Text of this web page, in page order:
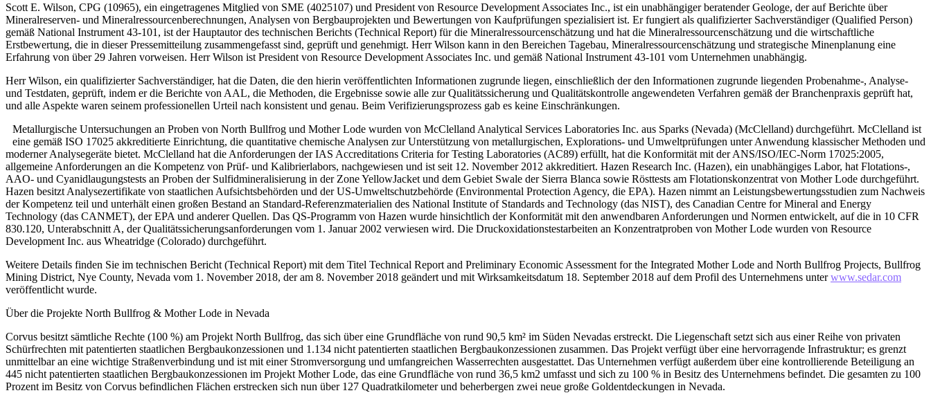
Scott E. Wilson, CPG (10965), ein eingetragenes Mitglied von SME (4025107) und President von Resource Development Associates Inc., ist ein unabhängiger beratender Geologe, der auf Berichte über
Mineralreserven- und Mineralressourcenberechnungen, Analysen von Bergbauprojekten und Bewertungen von Kaufprüfungen spezialisiert ist. Er fungiert als qualifizierter Sachverständiger (Qualified Person)
gemäß National Instrument 43-101, ist der Hauptautor des technischen Berichts (Technical Report) für die Mineralressourcenschätzung und hat die Mineralressourcenschätzung und die wirtschaftliche
Erstbewertung, die in dieser Pressemitteilung zusammengefasst sind, geprüft und genehmigt. Herr Wilson kann in den Bereichen Tagebau, Mineralressourcenschätzung und strategische Minenplanung eine
Erfahrung von über 29 Jahren vorweisen. Herr Wilson ist President von Resource Development Associates Inc. und gemäß National Instrument 43-101 vom Unternehmen unabhängig.
Herr Wilson, ein qualifizierter Sachverständiger, hat die Daten, die den hierin veröffentlichten Informationen zugrunde liegen, einschließlich der den Informationen zugrunde liegenden Probenahme-, Analyse-
und Testdaten, geprüft, indem er die Berichte von AAL, die Methoden, die Ergebnisse sowie alle zur Qualitätssicherung und Qualitätskontrolle angewendeten Verfahren gemäß der Branchenpraxis geprüft hat,
und alle Aspekte waren seinem professionellen Urteil nach konsistent und genau. Beim Verifizierungsprozess gab es keine Einschränkungen.
Metallurgische Untersuchungen an Proben von North Bullfrog und Mother Lode wurden von McClelland Analytical Services Laboratories Inc. aus Sparks (Nevada) (McClelland) durchgeführt. McClelland ist
eine gemäß ISO 17025 akkreditierte Einrichtung, die quantitative chemische Analysen zur Unterstützung von metallurgischen, Explorations- und Umweltprüfungen unter Anwendung klassischer Methoden und
moderner Analysegeräte bietet. McClelland hat die Anforderungen der IAS Accreditations Criteria for Testing Laboratories (AC89) erfüllt, hat die Konformität mit der ANS/ISO/IEC-Norm 17025:2005,
allgemeine Anforderungen an die Kompetenz von Prüf- und Kalibrierlabors, nachgewiesen und ist seit 12. November 2012 akkreditiert. Hazen Research Inc. (Hazen), ein unabhängiges Labor, hat Flotations-,
AAO- und Cyanidlaugungstests an Proben der Sulfidmineralisierung in der Zone YellowJacket und dem Gebiet Swale der Sierra Blanca sowie Rösttests am Flotationskonzentrat von Mother Lode durchgeführt.
Hazen besitzt Analysezertifikate von staatlichen Aufsichtsbehörden und der US-Umweltschutzbehörde (Environmental Protection Agency, die EPA). Hazen nimmt an Leistungsbewertungsstudien zum Nachweis
der Kompetenz teil und unterhält einen großen Bestand an Standard-Referenzmaterialien des National Institute of Standards and Technology (das NIST), des Canadian Centre for Mineral and Energy
Technology (das CANMET), der EPA und anderer Quellen. Das QS-Programm von Hazen wurde hinsichtlich der Konformität mit den anwendbaren Anforderungen und Normen entwickelt, auf die in 10 CFR
830.120, Unterabschnitt A, der Qualitätssicherungsanforderungen vom 1. Januar 2002 verwiesen wird. Die Druckoxidationstestarbeiten an Konzentratproben von Mother Lode wurden von Resource
Development Inc. aus Wheatridge (Colorado) durchgeführt.
Weitere Details finden Sie im technischen Bericht (Technical Report) mit dem Titel Technical Report and Preliminary Economic Assessment for the Integrated Mother Lode and North Bullfrog Projects, Bullfrog
Mining District, Nye County, Nevada vom 1. November 2018, der am 8. November 2018 geändert und mit Wirksamkeitsdatum 18. September 2018 auf dem Profil des Unternehmens unterwww.sedar.com
veröffentlicht wurde.
Über die Projekte North Bullfrog & Mother Lode in Nevada
Corvus besitzt sämtliche Rechte (100 %) am Projekt North Bullfrog, das sich über eine Grundfläche von rund 90,5 km² im Süden Nevadas erstreckt. Die Liegenschaft setzt sich aus einer Reihe von privaten
Schürfrechten mit patentierten staatlichen Bergbaukonzessionen und 1.134 nicht patentierten staatlichen Bergbaukonzessionen zusammen. Das Projekt verfügt über eine hervorragende Infrastruktur; es grenzt
unmittelbar an eine wichtige Straßenverbindung und ist mit einer Stromversorgung und umfangreichen Wasserrechten ausgestattet. Das Unternehmen verfügt außerdem über eine kontrollierende Beteiligung an
445 nicht patentierten staatlichen Bergbaukonzessionen im Projekt Mother Lode, das eine Grundfläche von rund 36,5 km2 umfasst und sich zu 100 % in Besitz des Unternehmens befindet. Die gesamten zu 100
Prozent im Besitz von Corvus befindlichen Flächen erstrecken sich nun über 127 Quadratkilometer und beherbergen zwei neue große Goldentdeckungen in Nevada.